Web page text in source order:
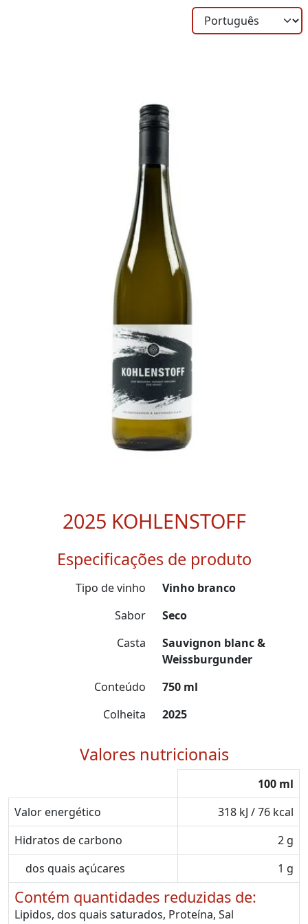
2025 KOHLENSTOFF
Especificações de produto
Tipo de vinho
Vinho branco
Sabor
Seco
Casta
Sauvignon blanc &
Weissburgunder
Conteúdo
750 ml
Colheita
2025
Valores nutricionais
100 ml
Valor energético
318 kJ / 76 kcal
Hidratos de carbono
2 g
dos quais açúcares
1 g
Contém quantidades reduzidas de:
Lipidos, dos quais saturados, Proteína, Sal